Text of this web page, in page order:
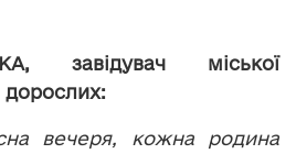
завідувач міської
дорослих:
вечеря, кожна родина